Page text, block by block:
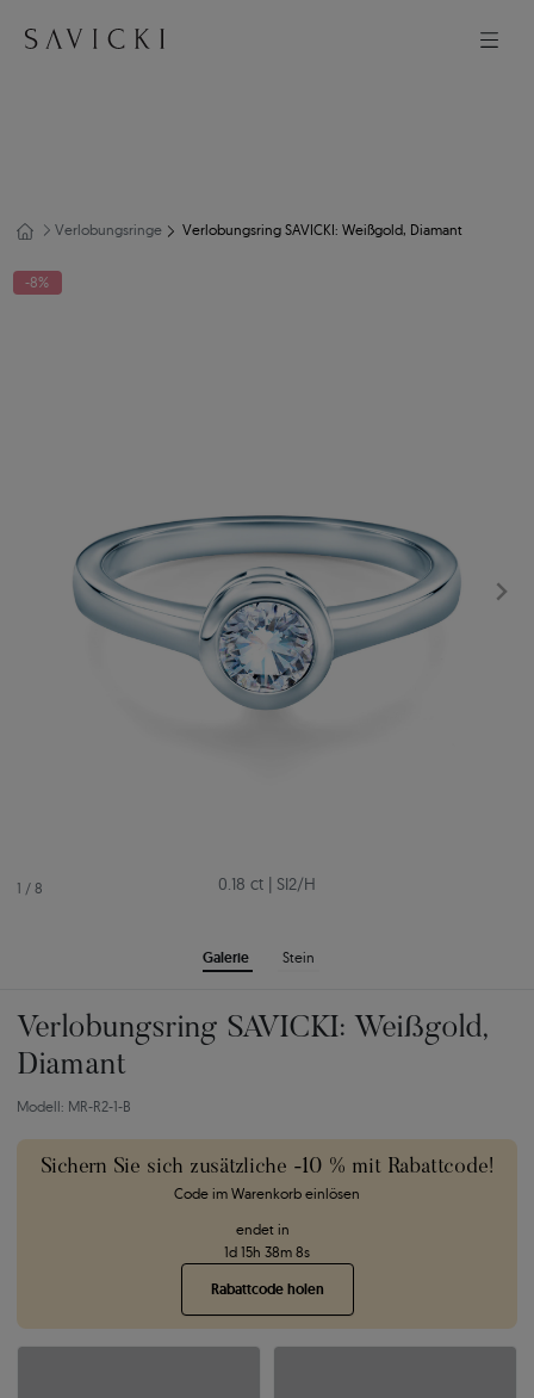
Verlobungsringe Verlobungsring SAVICKI: Weißgold, Diamant
1 / 8
Galerie Stein
-8%
0.18 ct | SI2/H
Verlobungsring SAVICKI: Weißgold,
Diamant
Modell: MR-R2-1-B
Sichern Sie sich zusätzliche -10 % mit Rabattcode!
Code im Warenkorb einlösen
endet in
1d 15h 38m 7s
Rabattcode holen